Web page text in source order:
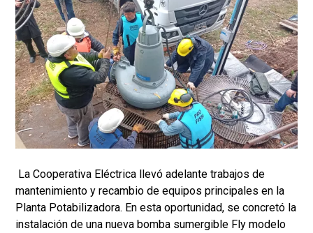
La Cooperativa Eléctrica llevó adelante trabajos de
mantenimiento y recambio de equipos principales en la
Planta Potabilizadora. En esta oportunidad, se concretó la
instalación de una nueva bomba sumergible Fly modelo